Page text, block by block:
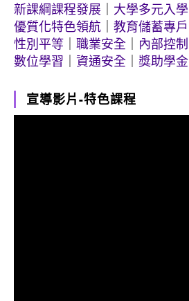
新課綱課程發展
大學多元入學
優質化特色領航
教育儲蓄專戶
性別平等
職業安全
內部控制
數位學習
資通安全 獎助學金
宣導影片-特色課程